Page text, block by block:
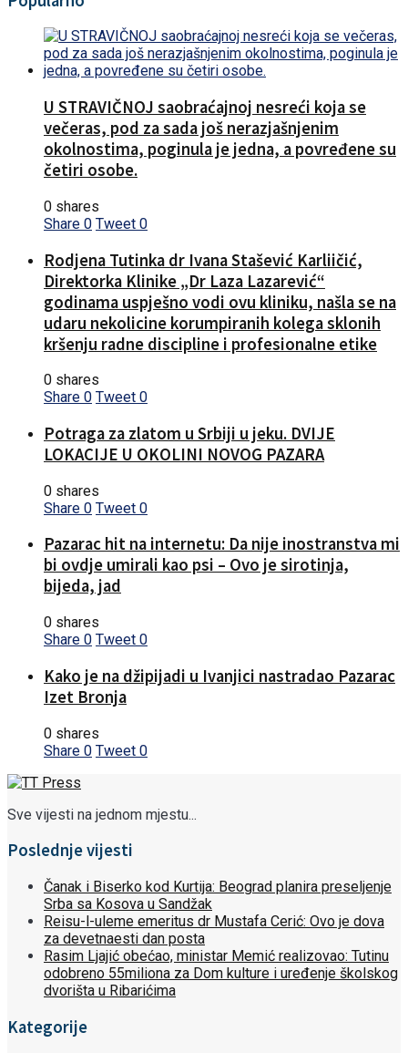
U STRAVIČNOJ saobraćajnoj nesreći koja se
večeras, pod za sada još nerazjašnjenim
okolnostima, poginula je jedna, a povređene su
četiri osobe.
0 shares
Share 0 Tweet 0
Rodjena Tutinka dr Ivana Stašević Karliičić,
Direktorka Klinike „Dr Laza Lazarević“
godinama uspješno vodi ovu kliniku, našla se na
udaru nekolicine korumpiranih kolega sklonih
kršenju radne discipline i profesionalne etike
0 shares
Share 0 Tweet 0
Potraga za zlatom u Srbiji u jeku. DVIJE
LOKACIJE U OKOLINI NOVOG PAZARA
0 shares
Share 0 Tweet 0
Pazarac hit na internetu: Da nije inostranstva mi
bi ovdje umirali kao psi – Ovo je sirotinja,
bijeda, jad
0 shares
Share 0 Tweet 0
Kako je na džipijadi u Ivanjici nastradao Pazarac
Izet Bronja
0 shares
Share 0 Tweet 0
Sve vijesti na jednom mjestu...
Poslednje vijesti
Čanak i Biserko kod Kurtija: Beograd planira preseljenje
Srba sa Kosova u Sandžak
Reisu-l-uleme emeritus dr Mustafa Cerić: Ovo je dova
za devetnaesti dan posta
Rasim Ljajić obećao, ministar Memić realizovao: Tutinu
odobreno 55miliona za Dom kulture i uređenje školskog
dvorišta u Ribarićima
Kategorije